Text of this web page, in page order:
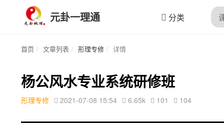
元卦一理通 分类
首页 文章列表 形理专修 详情
杨公风水专业系统研修班
形理专修 2021-07-08 15:54 6.65k 101 104